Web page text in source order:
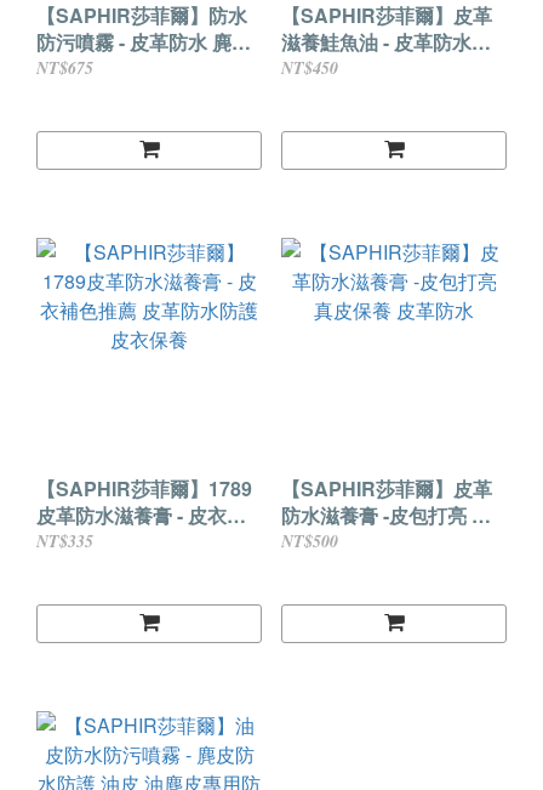
【SAPHIR莎菲爾】防水
防污噴霧 - 皮革防水 麂皮
防水 布料防水 防水防污推
NT$675
【SAPHIR莎菲爾】皮革
滋養鮭魚油 - 皮革防水保
NT$450
【SAPHIR莎菲爾】1789
皮革防水滋養膏 - 皮衣補
色推薦 皮革防水防護 皮衣
NT$335
【SAPHIR莎菲爾】皮革
防水滋養膏 -皮包打亮 真
NT$500